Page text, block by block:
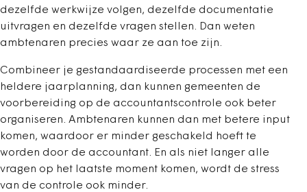
dezelfde werkwijze volgen, dezelfde documentatie
uitvragen en dezelfde vragen stellen. Dan weten
ambtenaren precies waar ze aan toe zijn.
Combineer je gestandaardiseerde processen met een
heldere jaarplanning, dan kunnen gemeenten de
voorbereiding op de accountantscontrole ook beter
organiseren. Ambtenaren kunnen dan met betere input
komen, waardoor er minder geschakeld hoeft te
worden door de accountant. En als niet langer alle
vragen op het laatste moment komen, wordt de stress
van de controle ook minder.